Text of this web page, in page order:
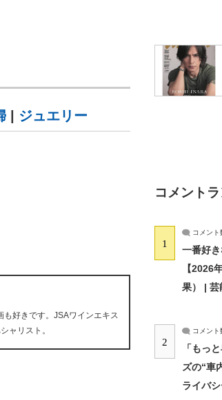
ジュエリー
好きです。JSAワインエキス
ャリスト。
コメント
1
コメント
一番好
【2026
果） | 芸
2
コメント
「もっ
ズの“車
ライバ